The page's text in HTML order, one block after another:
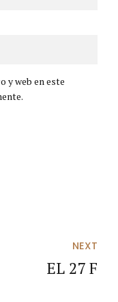
y web en este
NEXT
EL 27 F